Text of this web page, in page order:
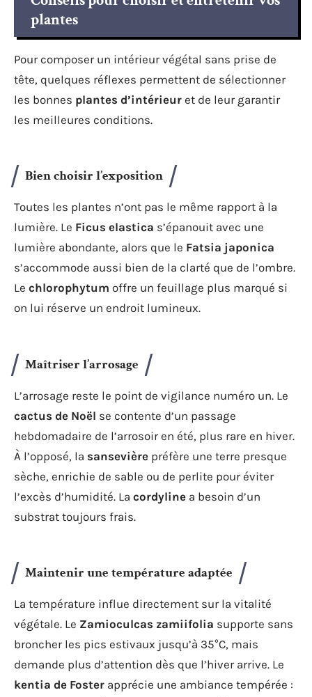
plantes
Pour composer un intérieur végétal sans prise de
tête, quelques réflexes permettent de sélectionner
les bonnes plantes d’intérieur et de leur garantir
les meilleures conditions.
Bien choisir l’exposition
Toutes les plantes n’ont pas le même rapport à la
lumière. Le Ficus elastica s’épanouit avec une
lumière abondante, alors que le Fatsia japonica
s’accommode aussi bien de la clarté que de l’ombre.
Le chlorophytum offre un feuillage plus marqué si
on lui réserve un endroit lumineux.
Maîtriser l’arrosage
L’arrosage reste le point de vigilance numéro un. Le
cactus de Noël se contente d’un passage
hebdomadaire de l’arrosoir en été, plus rare en hiver.
À l’opposé, la sansevière préfère une terre presque
sèche, enrichie de sable ou de perlite pour éviter
l’excès d’humidité. La cordyline a besoin d’un
substrat toujours frais.
Maintenir une température adaptée
La température influe directement sur la vitalité
végétale. Le Zamioculcas zamiifolia supporte sans
broncher les pics estivaux jusqu’à 35°C, mais
demande plus d’attention dès que l’hiver arrive. Le
kentia de Foster apprécie une ambiance tempérée :